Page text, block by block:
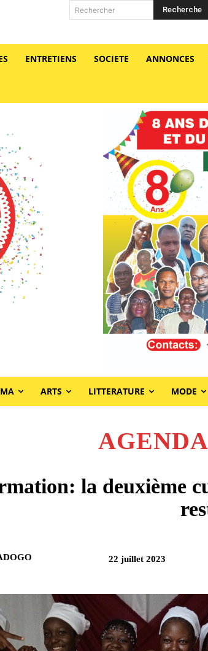
Rechercher Recherche
ENTRETIENS SOCIETE ANNONCES
ARTS LITTERATURE MODE
la deuxième
22 juillet 2023